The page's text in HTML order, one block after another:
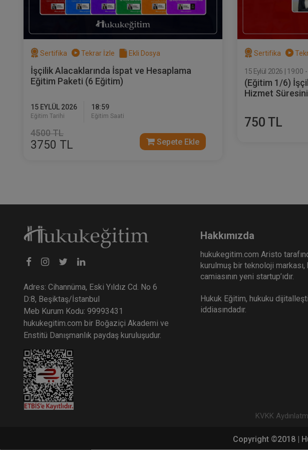
Sertifika Tekrar İzle Ekli Dosya
İşçilik Alacaklarında İspat ve Hesaplama
Eğitim Paketi (6 Eğitim)
15 EYLÜL 2026
Eğitim Tarihi
18:59
Eğitim Saati
4500 TL
3750 TL Sepete Ekle
Sertifika
15 Eylül 2026 | 19:00
(Eğitim 1/6)
Hizmet
750 TL
Adres: Cihannüma, Eski Yıldız Cd. No 6
D:8, Beşiktaş/İstanbul
Meb Kurum Kodu: 99993431
hukukegitim.com bir Boğaziçi Akademi ve
Enstitü Danışmanlık paydaş kuruluşudur.
Hakkımızda
hukukegitim.com Aristo
kurulmuş bir teknoloji markası,
camiasının yeni startup’ıdır.
Hukuk Eğitim, hukuku
iddiasındadır.
KVKK
Copyright ©2018 |